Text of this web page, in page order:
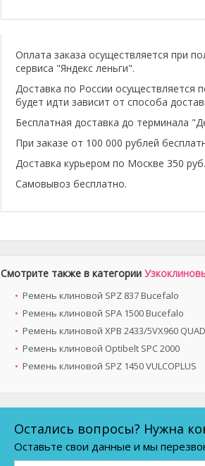
Оплата заказа осуществляется при
сервиса "Яндекс леньги".
Доставка по России осуществляется
будет идти зависит от способа
Бесплатная доставка до терминала
При заказе от 100 000 рублей
Доставка курьером по Москве 350
Самовывоз бесплатно.
Смотрите также в категории
Ремень клиновой SPZ 837 Bucefalo
Ремень клиновой SPA 1500 Bucefalo
Ремень клиновой XPB 2433/5VX960
Ремень клиновой Optibelt SPC 2000
Ремень клиновой SPZ 1450 VULCOPLUS
Остались вопросы? Нужна
Оставьте свои данные и мы